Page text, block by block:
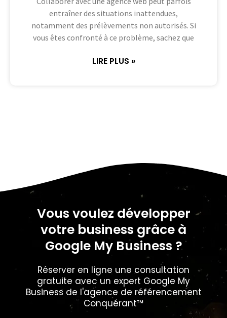
entraîner des situations inattendues,
notamment des prélèvements non autorisés. Si
vous êtes confronté à ce problème, sachez que
LIRE PLUS »
Vous voulez développer
votre business grâce à
Google My Business ?
Réserver en ligne une consultation
gratuite avec un expert Google My
Business de l'agence de référencement
Conquérant™️